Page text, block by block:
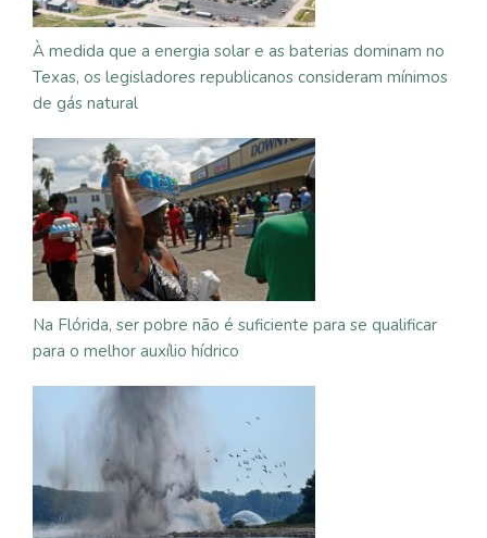
À medida que a energia solar e as baterias dominam no
Texas, os legisladores republicanos consideram mínimos
de gás natural
Na Flórida, ser pobre não é suficiente para se qualificar
para o melhor auxílio hídrico